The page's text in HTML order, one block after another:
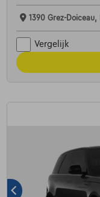
1390 Grez-Doiceau,
Vergelijk